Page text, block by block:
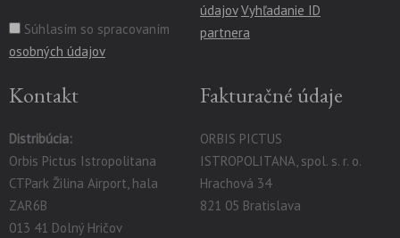
Súhlasím so spracovaním
osobných údajov
údajov Vyhľadanie ID
partnera
Kontakt
Distribúcia:
Orbis Pictus Istropolitana
CTPark Žilina Airport, hala
ZAR6B
013 41 Dolný Hričov
Fakturačné údaje
ORBIS PICTUS
ISTROPOLITANA, spol. s. r. o.
Hrachová 34
821 05 Bratislava